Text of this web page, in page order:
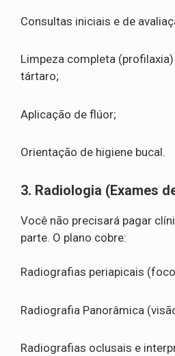
Consultas iniciais e de
Limpeza completa
tártaro;
Aplicação de flúor;
Orientação de higiene bucal.
3. Radiologia (Exames
Você não precisará pagar
parte. O plano cobre:
Radiografias periapicais
Radiografia Panorâmica
Radiografias oclusais e